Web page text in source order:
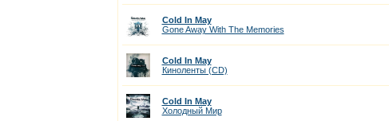
Cold In May
Gone Away With The Memories
Cold In May
Киноленты (CD)
Cold In May
Холодный Мир